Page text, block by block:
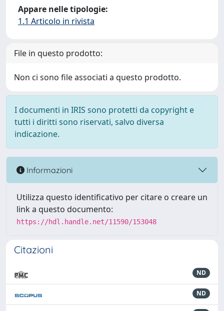
Appare nelle tipologie:
1.1 Articolo in rivista
File in questo prodotto:
Non ci sono file associati a questo prodotto.
I documenti in IRIS sono protetti da copyright e
tutti i diritti sono riservati, salvo diversa
indicazione.
Informazioni
Utilizza questo identificativo per citare o creare un
link a questo documento:
https://hdl.handle.net/11590/153048
Citazioni
ND
ND